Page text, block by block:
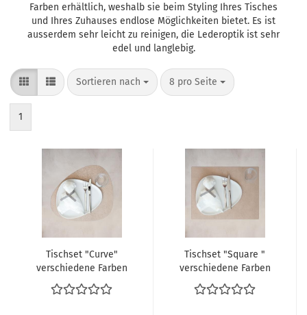
Farben erhältlich, weshalb sie beim Styling Ihres Tisches
und Ihres Zuhauses endlose Möglichkeiten bietet. Es ist
ausserdem sehr leicht zu reinigen, die Lederoptik ist sehr
edel und langlebig.
Sortieren nach
Sortieren nach 8 pro Seite
pro Seite
1
Tischset "Curve"
verschiedene Farben
Tischset "Square "
verschiedene Farben